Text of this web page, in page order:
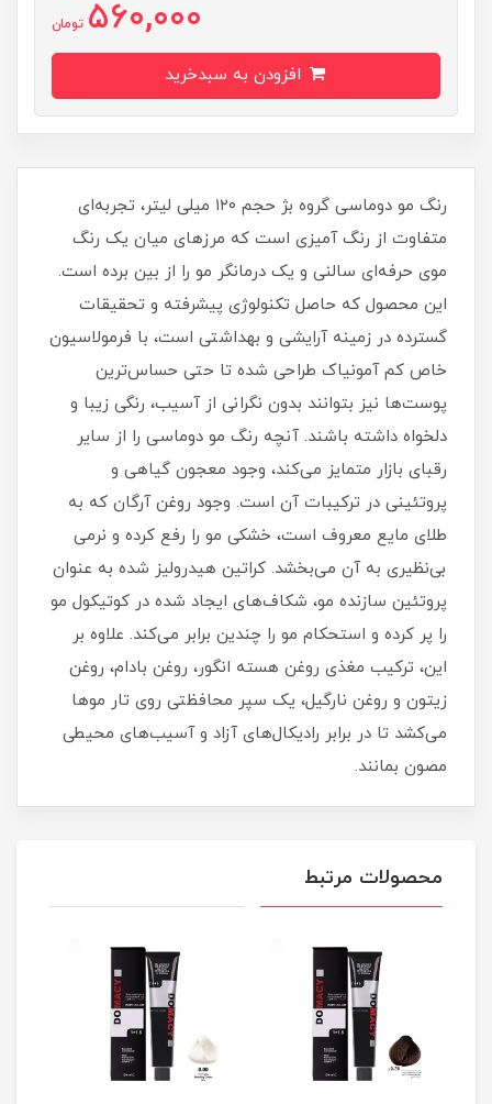
560,000 تومان
رنگ مو دوماسی گروه بژ حجم ۱۲۰ میلی لیتر، تجربه‌ای
متفاوت از رنگ آمیزی است که مرزهای میان یک رنگ
موی حرفه‌ای سالنی و یک درمانگر مو را از بین برده است.
این محصول که حاصل تکنولوژی پیشرفته و تحقیقات
گسترده در زمینه آرایشی و بهداشتی است، با فرمولاسیون
خاص کم‌ آمونیاک طراحی شده تا حتی حساس‌ترین
پوست‌ها نیز بتوانند بدون نگرانی از آسیب، رنگی زیبا و
دلخواه داشته باشند. آنچه رنگ مو دوماسی را از سایر
رقبای بازار متمایز می‌کند، وجود معجون گیاهی و
پروتئینی در ترکیبات آن است. وجود روغن آرگان که به
طلای مایع معروف است، خشکی مو را رفع کرده و نرمی
بی‌نظیری به آن می‌بخشد. کراتین هیدرولیز شده به عنوان
پروتئین سازنده مو، شکاف‌های ایجاد شده در کوتیکول مو
را پر کرده و استحکام مو را چندین برابر می‌کند. علاوه بر
این، ترکیب مغذی روغن هسته انگور، روغن بادام، روغن
زیتون و روغن نارگیل، یک سپر محافظتی روی تار موها
می‌کشد تا در برابر رادیکال‌های آزاد و آسیب‌های محیطی
مصون بمانند.
محصولات مرتبط